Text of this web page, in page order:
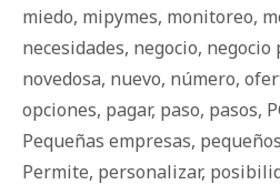
miedo, mipymes, monitoreo,
necesidades, negocio, negocio
novedosa, nuevo, número,
opciones, pagar, paso, pasos,
Pequeñas empresas,
Permite, personalizar,